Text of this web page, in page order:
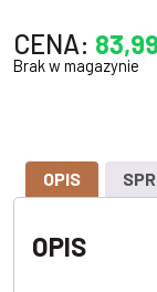
CENA: 83,99
Brak w magazynie
OPIS
OPIS